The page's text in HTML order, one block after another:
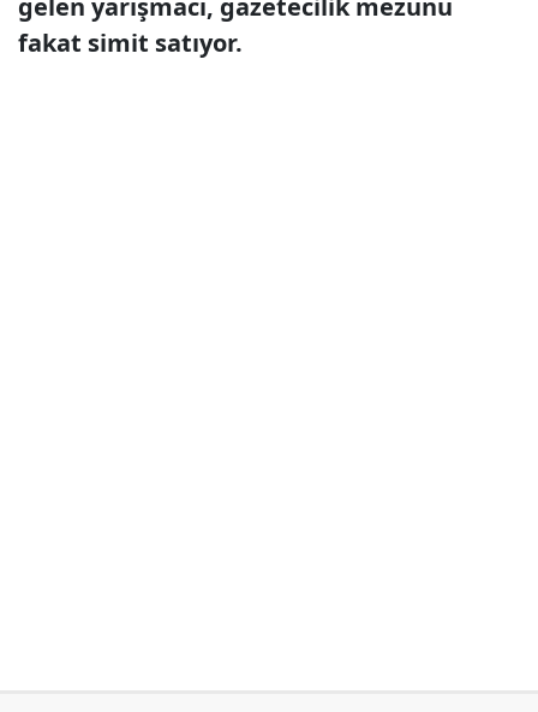
gelen yarışmacı, gazetecilik mezunu
fakat simit satıyor.